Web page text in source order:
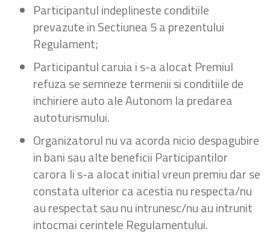
Participantul indeplineste conditiile
prevazute in Sectiunea 5 a prezentului
Regulament;
Participantul caruia i s-a alocat Premiul
refuza se semneze termenii si conditiile de
inchiriere auto ale Autonom la predarea
autoturismului.
Organizatorul nu va acorda nicio despagubire
in bani sau alte beneficii Participantilor
carora li s-a alocat initial vreun premiu dar se
constata ulterior ca acestia nu respecta/nu
au respectat sau nu intrunesc/nu au intrunit
intocmai cerintele Regulamentului.